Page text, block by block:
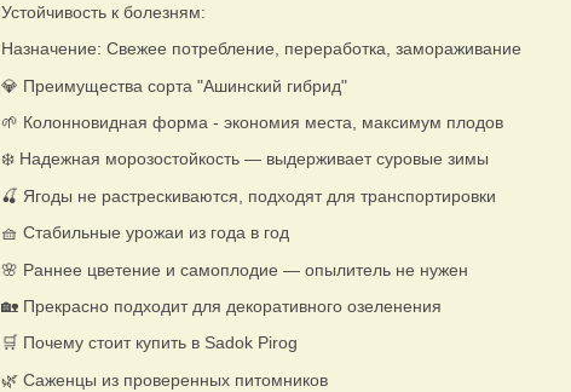
Устойчивость к болезням:
Назначение: Свежее потребление, переработка, замораживание
💎 Преимущества сорта "Ашинский гибрид"
🌱 Колонновидная форма - экономия места, максимум плодов
❄️ Надежная морозостойкость — выдерживает суровые зимы
🍒 Ягоды не растрескиваются, подходят для транспортировки
🧺 Стабильные урожаи из года в год
🌸 Раннее цветение и самоплодие — опылитель не нужен
🏡 Прекрасно подходит для декоративного озеленения
🛒 Почему стоит купить в Sadok Pirog
🌿 Саженцы из проверенных питомников